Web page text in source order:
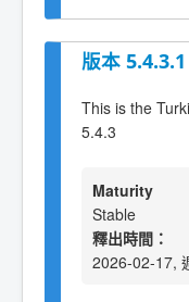
版本 5.4.3.1
This is the
5.4.3
Maturity
Stable
釋出時間：
2026-02-17,